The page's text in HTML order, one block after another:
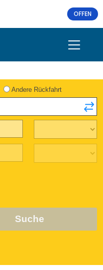
OFFEN
Andere Rückfahrt
Suche